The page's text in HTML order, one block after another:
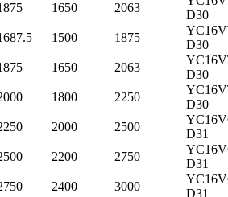
1650 2063
D30
1500 1875
D30
1650 2063
D30
1800 2250
D30
2000 2500
D31
2200 2750
D31
2400 3000
D31